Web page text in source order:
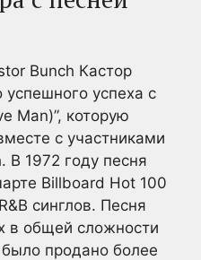
Bunch Кастор
успешного успеха с
Man)”, которую
с участниками
В 1972 году песня
Billboard Hot 100
синглов. Песня
в общей сложности
продано более